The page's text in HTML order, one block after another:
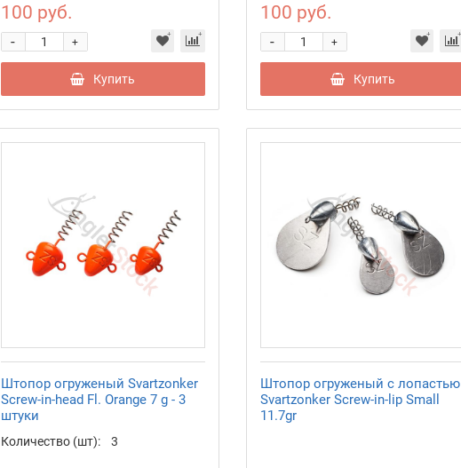
100 руб.
+
-
Купить
100 руб.
+
-
Купить
Штопор огруженый Svartzonker
Screw-in-head Fl. Orange 7 g - 3
штуки
Количество (шт): 3
Штопор огруженый с лопастью
Svartzonker Screw-in-lip Small
11.7gr